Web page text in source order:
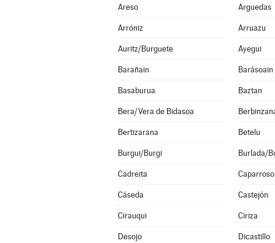
Areso Arguedas
Arróniz Arruazu
Auritz/Burguete Ayegui
Barañain Barásoain
Basaburua Baztan
Bera/Vera de Bidasoa
Bertizarana Betelu
Burgui/Burgi Burlada/
Cadreita Caparroso
Cáseda Castejón
Cirauqui Ciriza
Desojo Dicastillo